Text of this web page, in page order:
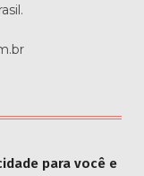
para você e